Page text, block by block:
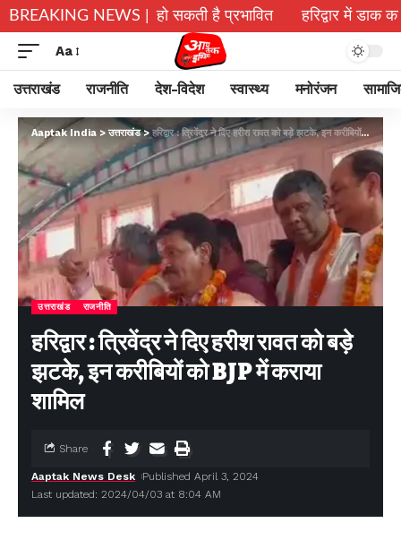
BREAKING NEWS |
गैस आपूर्ति हो सकती है प्रभावित हरिद्वार में डाक कांवड़
Aa
उत्तराखंड राजनीति देश-विदेश स्वास्थ्य मनोरंजन
Aaptak India > उत्तराखंड> हरिद्वार : त्रिवेंद्र ने दिए हरीश रावत को बड़े झटके, इन करीबियों को BJP में कराया शामिल
उत्तराखंड राजनीति
हरिद्वार : त्रिवेंद्र ने दिए हरीश रावत को बड़े
झटके, इन करीबियों को BJP में कराया
शामिल
Last updated: 2024/04/03 at 8:04 AM
Aaptak News Desk Published April 3, 2024
Share